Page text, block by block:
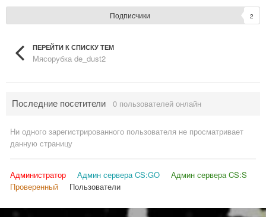
Подписчики 2
ПЕРЕЙТИ К СПИСКУ ТЕМ
Мясорубка de_dust2
Последние посетители 0 пользователей онлайн
Ни одного зарегистрированного пользователя не просматривает
данную страницу
Администратор Админ сервера CS:GO
Админ сервера CS:S
Проверенный
Пользователи